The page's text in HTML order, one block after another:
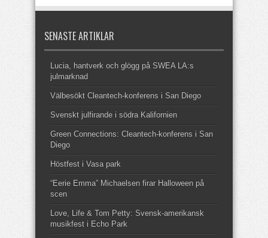
SENASTE ARTIKLAR
Lucia, hantverk och glögg på SWEA LA:s
julmarknad
Välbesökt Cleantech-konferens i San Diego
Svenskt julfirande i södra Kalifornien
Green Connections: Cleantech-konferens i San
Diego
Höstfest i Vasa park
“Eerie Emma” Michaelsen firar Halloween på
scen
Love, Life & Tom Petty: Svensk-amerikansk
musikfest i Echo Park